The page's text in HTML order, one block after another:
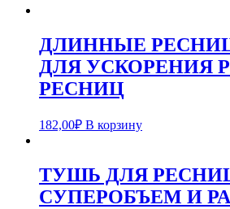
ДЛИННЫЕ
ДЛЯ УСКОРЕНИЯ
РЕСНИЦ
182,00₽ В корзину
ТУШЬ ДЛЯ РЕСНИЦ
СУПЕРОБЪЕМ И